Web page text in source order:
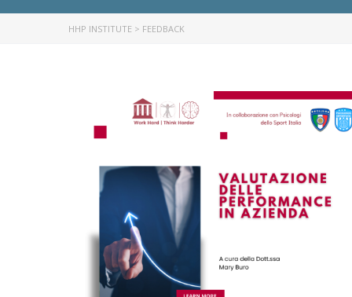
HHP INSTITUTE > FEEDBACK